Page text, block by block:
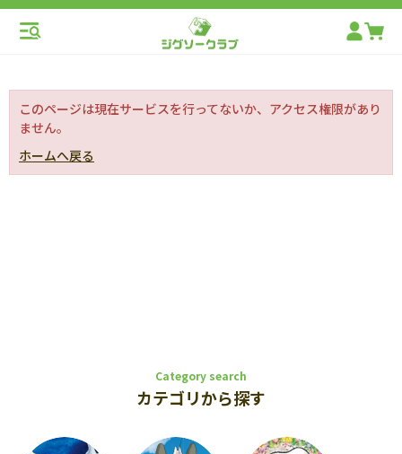
このページは現在サービスを行ってないか、アクセス権限があり
ません。
ホームへ戻る
Category search
カテゴリから探す